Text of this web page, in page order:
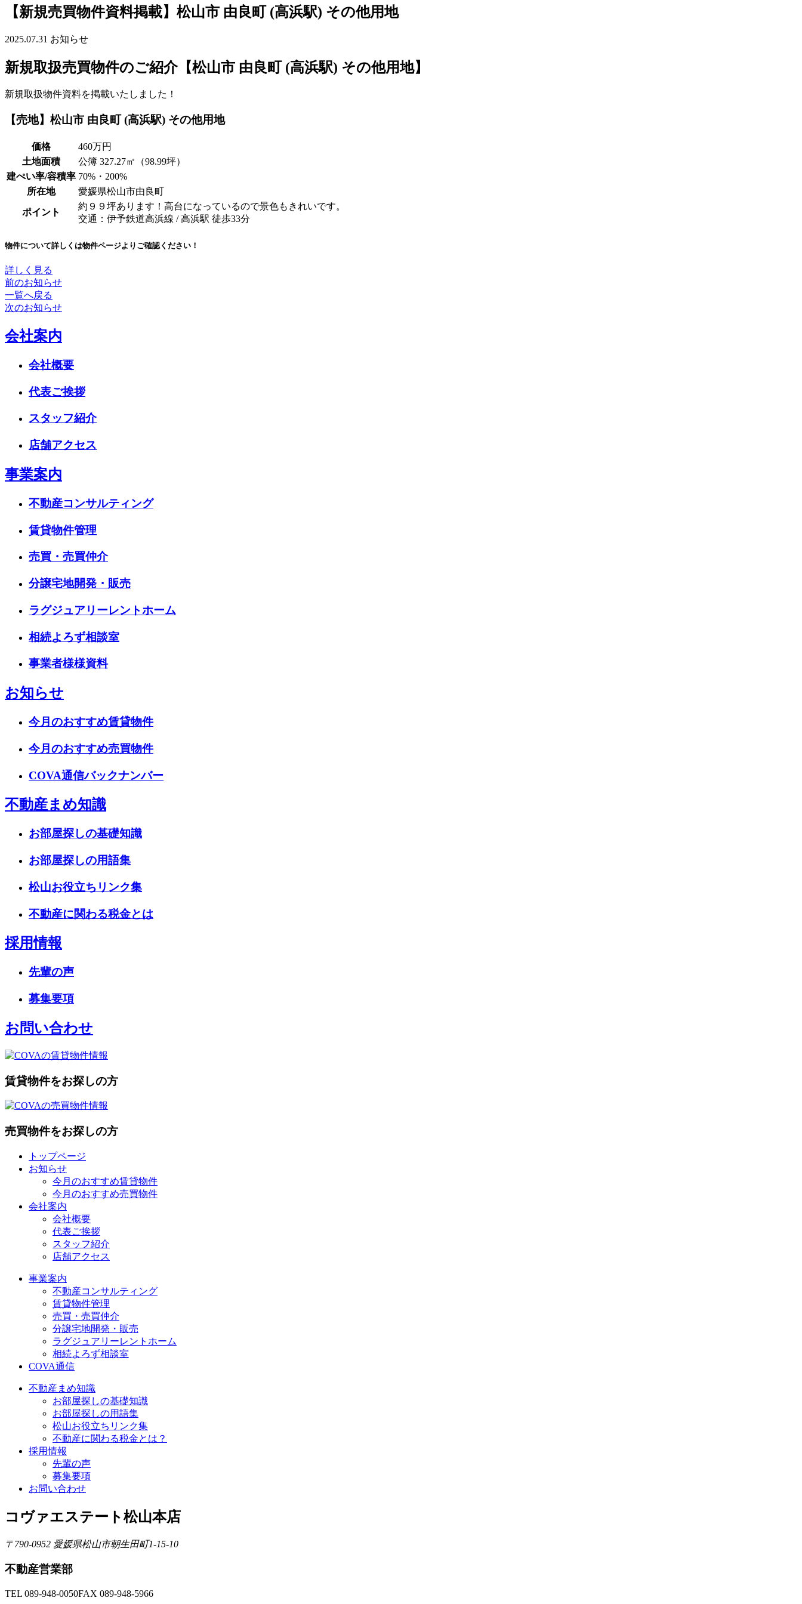
【新規売買物件資料掲載】松山市 由良町 (高浜駅) その他用地
2025.07.31 お知らせ
新規取扱売買物件のご紹介【松山市 由良町 (高浜駅) その他用地】
新規取扱物件資料を掲載いたしました！
【売地】松山市 由良町 (高浜駅) その他用地
価格
460万円
土地面積
公簿 327.27㎡（98.99坪）
建ぺい率/容積率 70%・200%
所在地
愛媛県松山市由良町
ポイント
約９９坪あります！高台になっているので景色もきれいです。
交通：伊予鉄道高浜線 / 高浜駅 徒歩33分
物件について詳しくは物件ページよりご確認ください！
詳しく見る
前のお知らせ
一覧へ戻る
次のお知らせ
会社案内
会社概要
代表ご挨拶
スタッフ紹介
店舗アクセス
事業案内
不動産コンサルティング
賃貸物件管理
売買・売買仲介
分譲宅地開発・販売
ラグジュアリーレントホーム
相続よろず相談室
事業者様様資料
お知らせ
今月のおすすめ賃貸物件
今月のおすすめ売買物件
COVA通信バックナンバー
不動産まめ知識
お部屋探しの基礎知識
お部屋探しの用語集
松山お役立ちリンク集
不動産に関わる税金とは
採用情報
先輩の声
募集要項
お問い合わせ
賃貸物件をお探しの方
売買物件をお探しの方
トップページ
お知らせ
今月のおすすめ賃貸物件
今月のおすすめ売買物件
会社案内
会社概要
代表ご挨拶
スタッフ紹介
店舗アクセス
事業案内
不動産コンサルティング
賃貸物件管理
売買・売買仲介
分譲宅地開発・販売
ラグジュアリーレントホーム
相続よろず相談室
COVA通信
不動産まめ知識
お部屋探しの基礎知識
お部屋探しの用語集
松山お役立ちリンク集
不動産に関わる税金とは？
採用情報
先輩の声
募集要項
お問い合わせ
コヴァエステート松山本店
〒790-0952 愛媛県松山市朝生田町1-15-10
不動産営業部
TEL 089-948-0050FAX 089-948-5966